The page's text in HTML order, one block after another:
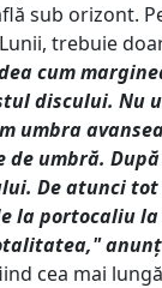
sub orizont.
trebuie
cum
discului. Nu
umbra
de umbră.
De atunci
la portocaliu
cea mai